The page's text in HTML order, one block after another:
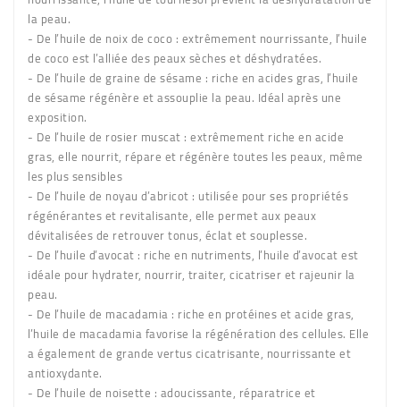
la peau.
- De l’huile de noix de coco : extrêmement nourrissante, l’huile
de coco est l’alliée des peaux sèches et déshydratées.
- De l’huile de graine de sésame : riche en acides gras, l’huile
de sésame régénère et assouplie la peau. Idéal après une
exposition.
- De l’huile de rosier muscat : extrêmement riche en acide
gras, elle nourrit, répare et régénère toutes les peaux, même
les plus sensibles
- De l’huile de noyau d’abricot : utilisée pour ses propriétés
régénérantes et revitalisante, elle permet aux peaux
dévitalisées de retrouver tonus, éclat et souplesse.
- De l’huile d’avocat : riche en nutriments, l’huile d’avocat est
idéale pour hydrater, nourrir, traiter, cicatriser et rajeunir la
peau.
- De l’huile de macadamia : riche en protéines et acide gras,
l’huile de macadamia favorise la régénération des cellules. Elle
a également de grande vertus cicatrisante, nourrissante et
antioxydante.
- De l’huile de noisette : adoucissante, réparatrice et